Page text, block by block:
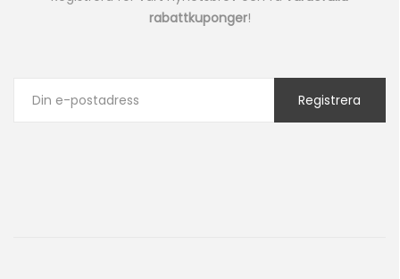
rabattkuponger!